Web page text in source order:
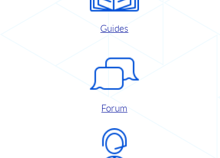
Guides
Forum